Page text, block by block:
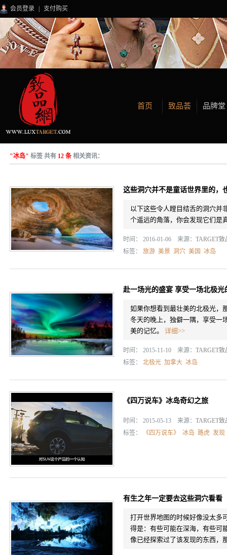
会员登录 支付购买
首页 致品荟 品牌堂
"冰岛" 标签 共有 12 条相关资讯：
这些洞穴并不是童话世界里的，
以下这些令人瞠目结舌的洞穴
个遥远的角落，你会发现它们是
时间： 2016-01-06 来源： TARGET致
标签： 旅游 美景 洞穴 美国 冰岛
赴一场光的盛宴 享受一场北极光
如果你想看到最壮美的北极光，
冬天的晚上，独僻一隅，享受一
美的记忆。 详细>>
时间： 2015-11-10 来源： TARGET致
标签： 北极光 加拿大 冰岛
《四万说车》冰岛奇幻之旅
时间： 2015-05-13 来源： TARGET致
标签：
《四万说车》 冰岛 路虎 发现
有生之年一定要去这些洞穴看看
打开世界地图的时候好像没太多
得是：有些可能在深海，有些可
像已经探索过了该发现的东西，